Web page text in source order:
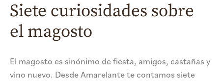
Siete curiosidades sobre
el magosto
El magosto es sinónimo de fiesta, amigos, castañas y
vino nuevo. Desde Amarelante te contamos siete